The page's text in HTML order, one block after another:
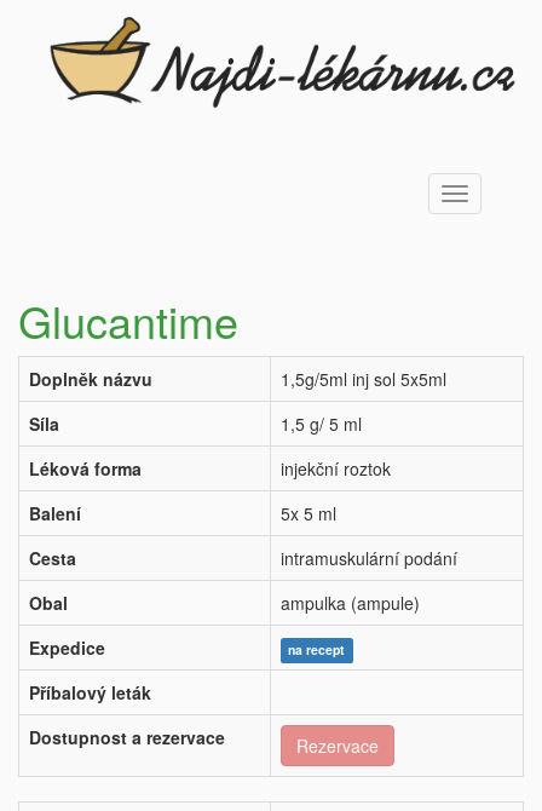
Toggle
navigation
Glucantime
Doplněk názvu
1,5g/5ml inj sol 5x5ml
Síla
1,5 g/ 5 ml
Léková forma
injekční roztok
Balení
5x 5 ml
Cesta
intramuskulární podání
Obal
ampulka (ampule)
Expedice
na recept
Příbalový leták
Dostupnost a rezervace
Rezervace